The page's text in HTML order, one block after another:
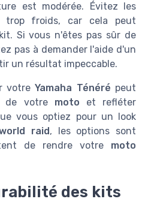
est modérée. Évitez les
trop froids, car cela peut
Si vous n'êtes pas sûr de
pas à demander l'aide d'un
un résultat impeccable.
votreYamaha Ténéré peut
de votre moto et refléter
vous optiez pour un look
raid, les options sont
de rendre votre moto
des kits